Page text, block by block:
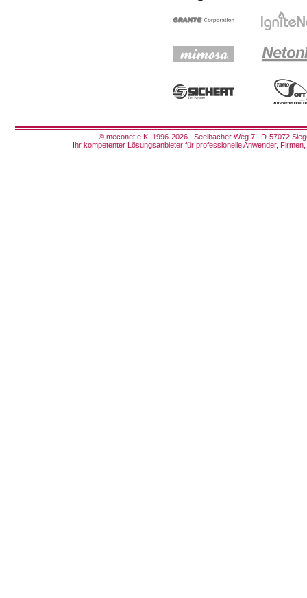
© meconet e.K. 1996-2026 | Seelbacher Weg 7 | D-57072
Ihr kompetenter Lösungsanbieter für professionelle Anwender,